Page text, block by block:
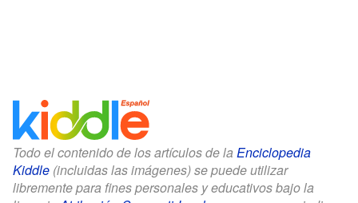
Todo el contenido de los artículos de la Enciclopedia
Kiddle (incluidas las imágenes) se puede utilizar
libremente para fines personales y educativos bajo la